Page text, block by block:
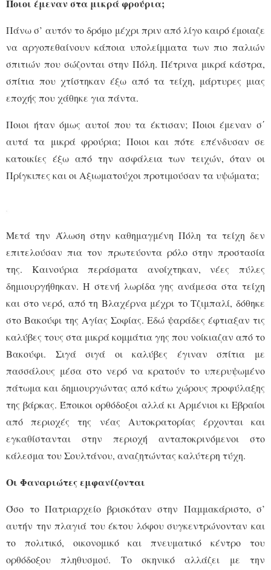
Ποιοι έμεναν στα μικρά φρούρια;
Πάνω σ’ αυτόν το δρόμο μέχρι πριν από λίγο καιρό έμοιαζε
να αργοπεθαίνουν κάποια υπολείμματα των πιο παλιών
σπιτιών που σώζονται στην Πόλη. Πέτρινα μικρά κάστρα,
σπίτια που χτίστηκαν έξω από τα τείχη, μάρτυρες μιας
εποχής που χάθηκε για πάντα.
Ποιοι ήταν όμως αυτοί που τα έκτισαν; Ποιοι έμεναν σ΄
αυτά τα μικρά φρούρια; Ποιοι και πότε επένδυσαν σε
κατοικίες έξω από την ασφάλεια των τειχών, όταν οι
Πρίγκιπες και οι Αξιωματούχοι προτιμούσαν τα υψώματα;
Μετά την Άλωση στην καθημαγμένη Πόλη τα τείχη δεν
επιτελούσαν πια τον πρωτεύοντα ρόλο στην προστασία
της. Καινούρια περάσματα ανοίχτηκαν, νέες πύλες
δημιουργήθηκαν. Η στενή λωρίδα γης ανάμεσα στα τείχη
και στο νερό, από τη Βλαχέρνα μέχρι το Τζιμπαλί, δόθηκε
στο Βακούφι της Αγίας Σοφίας. Εδώ ψαράδες έφτιαξαν τις
καλύβες τους στα μικρά κομμάτια γης που νοίκιαζαν από το
Βακούφι. Σιγά σιγά οι καλύβες έγιναν σπίτια με
πασσάλους μέσα στο νερό να κρατούν το υπερυψωμένο
πάτωμα και δημιουργώντας από κάτω χώρους προφύλαξης
της βάρκας. Έποικοι ορθόδοξοι αλλά κι Αρμένιοι κι Εβραίοι
από περιοχές της νέας Αυτοκρατορίας έρχονται και
εγκαθίστανται στην περιοχή ανταποκρινόμενοι στο
κάλεσμα του Σουλτάνου, αναζητώντας καλύτερη τύχη.
Οι Φαναριώτες εμφανίζονται
Όσο το Πατριαρχείο βρισκόταν στην Παμμακάριστο, σ’
αυτήν την πλαγιά του έκτου λόφου συγκεντρώνονταν και
το πολιτικό, οικονομικό και πνευματικό κέντρο του
ορθόδοξου πληθυσμού. Το σκηνικό αλλάζει με την